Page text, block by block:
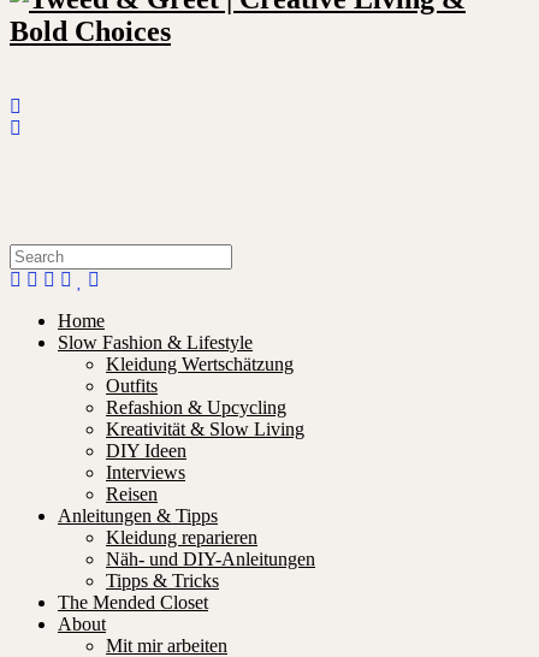
Home
Slow Fashion & Lifestyle
Kleidung Wertschätzung
Outfits
Refashion & Upcycling
Kreativität & Slow Living
DIY Ideen
Interviews
Reisen
Anleitungen & Tipps
Kleidung reparieren
Näh- und DIY-Anleitungen
Tipps & Tricks
The Mended Closet
About
Mit mir arbeiten